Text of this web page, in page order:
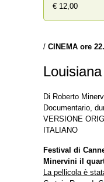
€ 12,00
/ CINEMA ore
Louisiana
Di Roberto
Documentario,
VERSIONE
ITALIANO
Festival di
Minervini il
La pellicola è